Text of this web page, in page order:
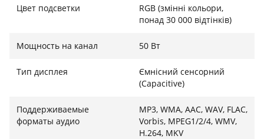
192кГц/24бит) и мощному 13-полосному
эквалайзеру вы сможете настроить звучание под
свой вкус. Наличие трех выходов RCA (5В) позволяет
выстроить сложную аудиосистему с усилителями и
сабвуфером. Особое внимание уделено
безопасности: магнитола поддерживает
полный контроль над ситуацией при парковке или
маневрировании.
Цвет подсветки
RGB (змінні кольори,
понад 30 000 відтінків)
Мощность на канал 50 Вт
Тип дисплея
Ємнісний сенсорний
(Capacitive)
Поддерживаемые
форматы аудио
MP3, WMA, AAC, WAV, FLAC,
Vorbis, MPEG1/2/4, WMV,
H.264, MKV